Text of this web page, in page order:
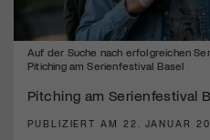
Auf der Suche nach erfolgreichen
Pitiching am Serienfestival Basel
Pitching am Serienfestival
PUBLIZIERT AM 22. JANUAR
Mach mit: «Be Part of the Art»!
Engagiere dich als
Mit deiner Mitgliedschaft
diversen Kulturevents.